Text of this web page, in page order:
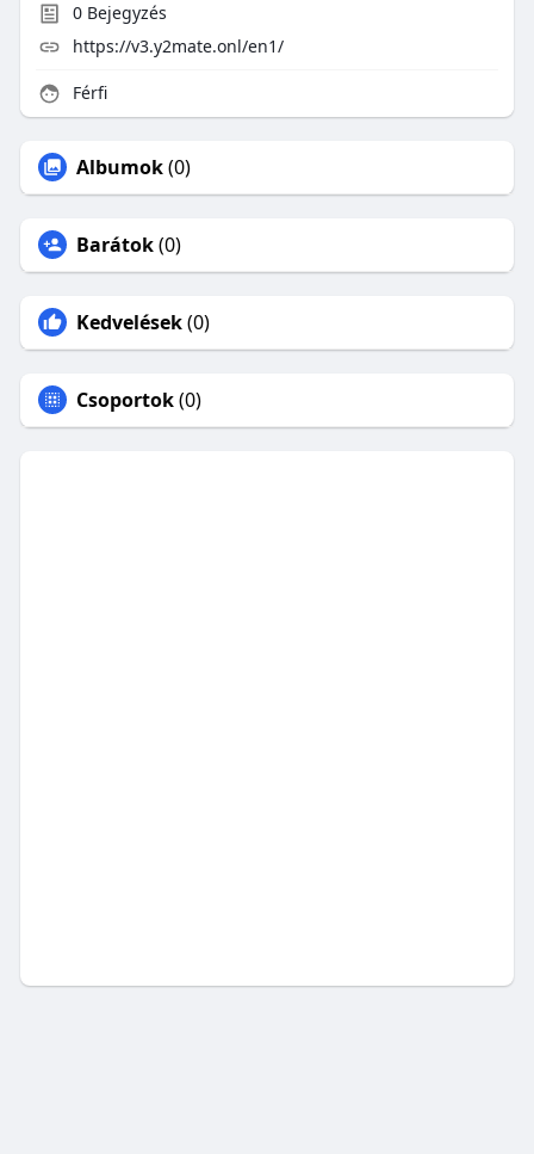
0Bejegyzés
https://v3.y2mate.onl/en1/
Férfi
Albumok(0)
Barátok(0)
Kedvelések(0)
Csoportok(0)